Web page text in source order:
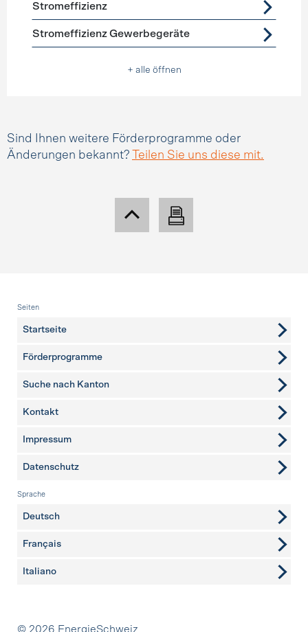
Stromeffizienz
Stromeffizienz Gewerbegeräte
+ alle öffnen
Sind Ihnen weitere Förderprogramme oder
Änderungen bekannt?
Teilen Sie uns diese mit.
Fusszeile
Seiten
Startseite
Förderprogramme
Suche nach Kanton
weitere Seiten
Kontakt
Impressum
Datenschutz
Sprache
Deutsch
Français
Italiano
Partner
© 2026 EnergieSchweiz